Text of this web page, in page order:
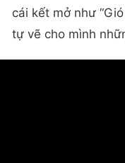
cái kết mở như
tự vẽ cho mình